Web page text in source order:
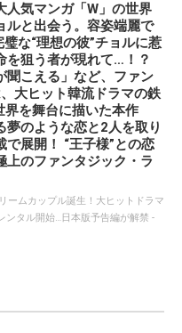
人気マンガ「W」の世界
ルと出会う。容姿端麗で
な“理想の彼”チョルに惹
を狙う者が現れて…！？
聞こえる」など、ファン
大ヒット韓流ドラマの鉄
を舞台に描いた本作
夢のような恋と2人を取り
展開！ “王子様”との恋
上のファンタジック・ラ
ームカップル誕生！大ヒットドラマ
ンタル開始…日本版予告編が解禁 -